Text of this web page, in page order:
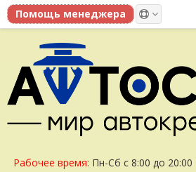
Рабочее время: Пн-Сб с 8:00 до 20:00